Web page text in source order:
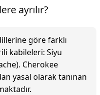
ayrılır?
göre farklı
kabileleri: Siyu
Cherokee
yasal olarak tanınan